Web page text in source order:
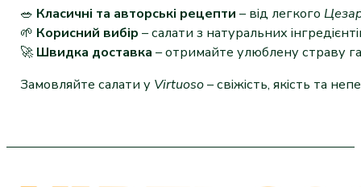
🥗 Класичні та авторські рецепти – від легкого
🌱 Корисний вибір – салати з натуральних
🚀Швидка доставка – отримайте улюблену страву
Замовляйте салати у Virtuoso– свіжість, якість та